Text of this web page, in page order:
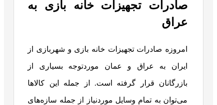
صادرات تجهیزات خانه بازی به
عراق
امروزه صادرات تجهیزات خانه بازی و شهربازی از
ایران به عراق و عمان موردتوجه بسیاری از
بازرگانان قرار گرفته است. از جمله این کالاها
می‌توان به تمام وسایل موردنیاز از جمله سازه‌های